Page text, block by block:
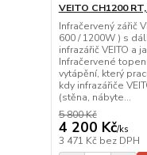
VEITO CH1200
Infračervený zářič
600 / 1200W ) s
infrazářič VEITO a
Infračervené
vytápění, který
kdy infrazářiče
(stěna, nábyte...
5 800 Kč
4 200 Kč/ks
3 471 Kč bez DPH